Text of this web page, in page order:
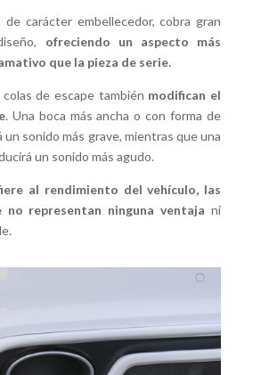
carácter embellecedor, cobra gran
ofreciendo un aspecto más
que la pieza de serie.
de escape también modifican el
. Una boca más ancha o con forma de
sonido más grave, mientras que una
un sonido más agudo.
al rendimiento del vehículo, las
no representan ninguna ventaja ni